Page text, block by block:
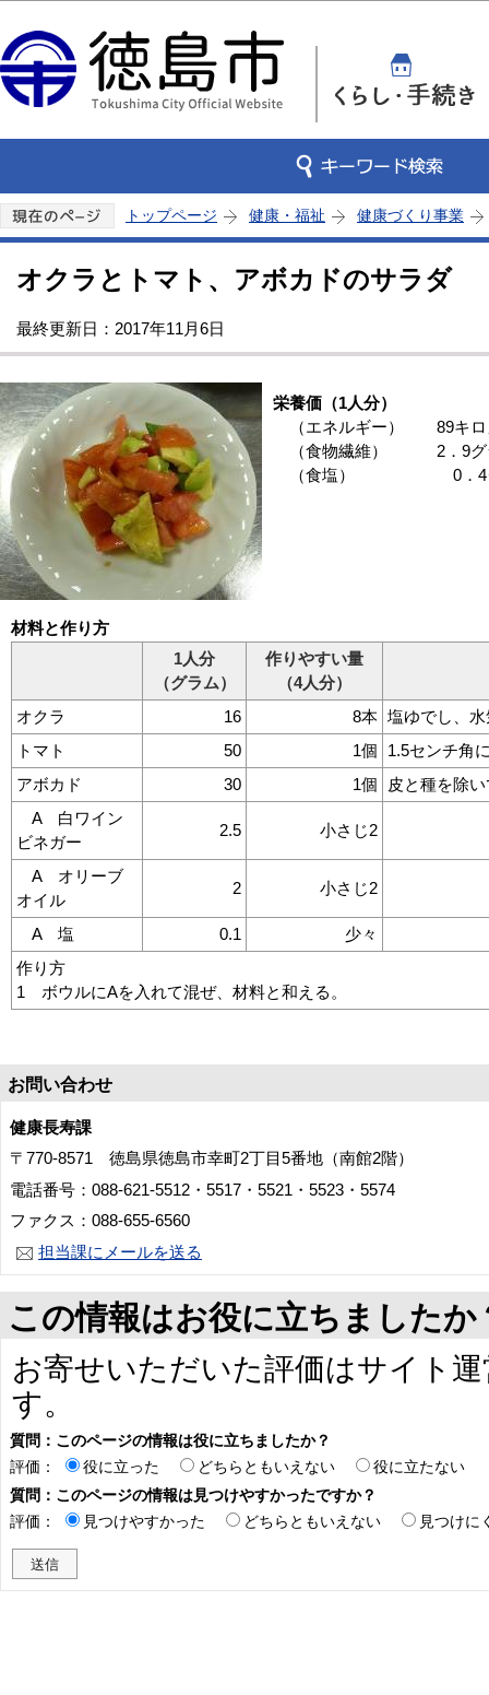
トップページ 健康・福祉 健康づくり事業
オクラとトマト、アボカドのサラダ
最終更新日：2017年11月6日
栄養価（1人分）
（エネルギー） 89キロ
（食物繊維） 2．9グ
（食塩） 0．4グ
材料と作り方
1人分
（グラム）
作りやすい量
（4人分）
オクラ
16 8本 塩ゆでし、
トマト
50 1個
1.5センチ角
アボカド
30 1個
皮と種を除
A 白ワイン
ビネガー
2.5 小さじ2
A オリーブ
オイル
2 小さじ2
A 塩 0.1
少々
作り方
1 ボウルにAを入れて混ぜ、材料と和える。
お問い合わせ
健康長寿課
〒770-8571 徳島県徳島市幸町2丁目5番地（南館2階）
電話番号：088-621-5512・5517・5521・5523・5574
ファクス：088-655-6560
担当課にメールを送る
この情報はお役に立ちましたか
お寄せいただいた評価はサイト
す。
質問：このページの情報は役に立ちましたか？
評価：
役に立った どちらともいえない
役に立たない
質問：このページの情報は見つけやすかったですか？
評価：
見つけやすかった どちらともいえない 見つけに